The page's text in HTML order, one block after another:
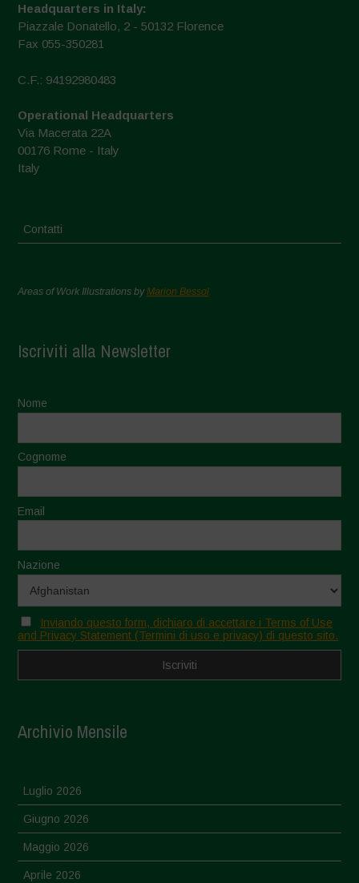
Headquarters in Italy:
Piazzale Donatello, 2 - 50132 Florence
Fax 055-350281
C.F.: 94192980483
Operational Headquarters
Via Macerata 22A
00176 Rome - Italy
Italy
Contatti
Areas of Work Illustrations byMarion Bessol
Iscriviti alla Newsletter
Nome
Cognome
Email
Nazione
Inviando questo form, dichiaro di accettare i Terms of Use
and Privacy Statement (Termini di uso e privacy) di questo sito.
Archivio Mensile
Luglio 2026
Giugno 2026
Maggio 2026
Aprile 2026